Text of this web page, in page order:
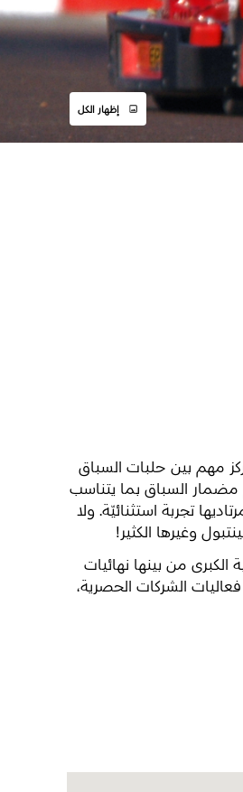
إظهار الكل
مهم بين حلبات السباق
مضمار السباق بما يتناسب
تجربة استثنائيّة. ولا
وغيرها الكثير!
كيلومترا، العديد من الفعاليات الدولية الكبرى من بينها نهائيات
الشركات الحصرية،